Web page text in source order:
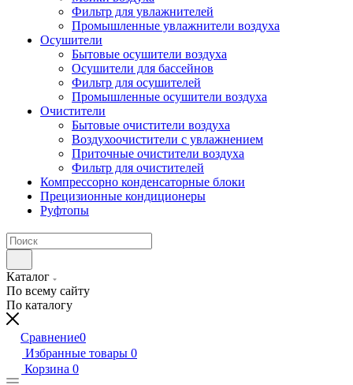
Фильтр для увлажнителей
Промышленные увлажнители воздуха
Осушители
Бытовые осушители воздуха
Осушители для бассейнов
Фильтр для осушителей
Промышленные осушители воздуха
Очистители
Бытовые очистители воздуха
Воздухоочистители с увлажнением
Приточные очистители воздуха
Фильтр для очистителей
Компрессорно конденсаторные блоки
Прецизионные кондиционеры
Руфтопы
Каталог
По всему сайту
По каталогу
Сравнение0
Избранные товары 0
Корзина 0